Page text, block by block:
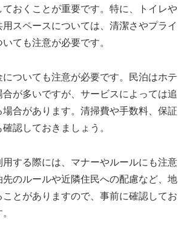
ておくことが重要です。特に、トイレや
スペースについては、清潔さやプライ
ても注意が必要です。
についても注意が必要です。民泊はホテ
合が多いですが、サービスによっては追
合があります。清掃費や手数料、保証
認しておきましょう。
する際には、マナーやルールにも注意
先のルールや近隣住民への配慮など、地
とがありますので、事前に確認してお